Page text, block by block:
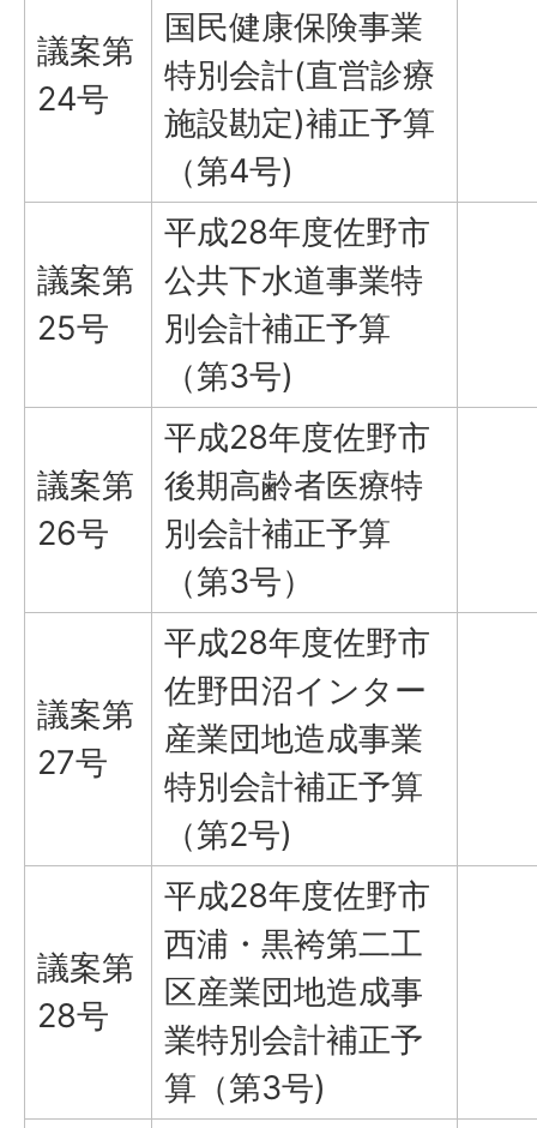
議案第
24号
国民健康保険事業
特別会計(直営診療
施設勘定)補正予算
（第4号)
議案第
25号
平成28年度佐野市
公共下水道事業特
別会計補正予算
（第3号)
議案第
26号
平成28年度佐野市
後期高齢者医療特
別会計補正予算
（第3号）
議案第
27号
平成28年度佐野市
佐野田沼インター
産業団地造成事業
特別会計補正予算
（第2号)
議案第
28号
平成28年度佐野市
西浦・黒袴第二工
区産業団地造成事
業特別会計補正予
算（第3号)